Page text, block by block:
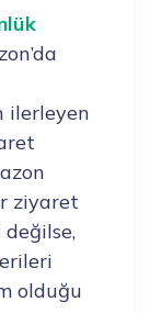
ilerleyen
ziyaret
olduğu